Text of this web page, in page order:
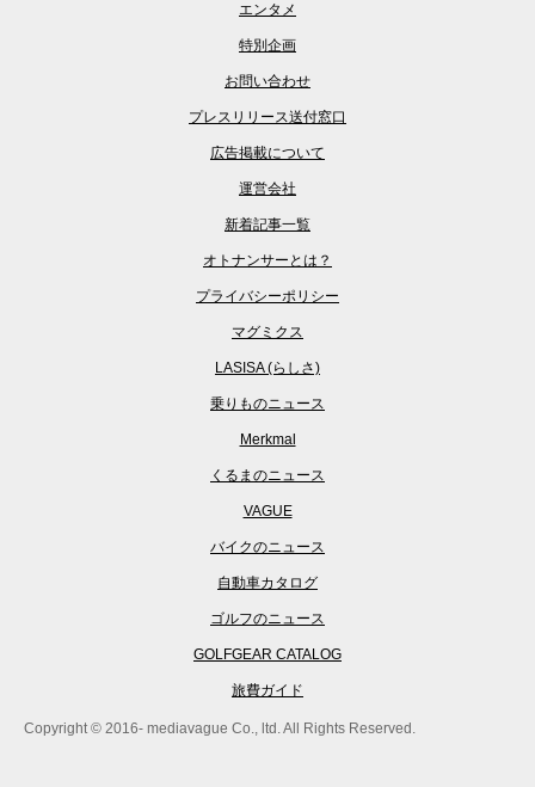
エンタメ
特別企画
お問い合わせ
プレスリリース送付窓口
広告掲載について
運営会社
新着記事一覧
オトナンサーとは？
プライバシーポリシー
マグミクス
LASISA (らしさ)
乗りものニュース
Merkmal
くるまのニュース
VAGUE
バイクのニュース
自動車カタログ
ゴルフのニュース
GOLFGEAR CATALOG
旅費ガイド
Copyright © 2016- mediavague Co., ltd. All Rights Reserved.